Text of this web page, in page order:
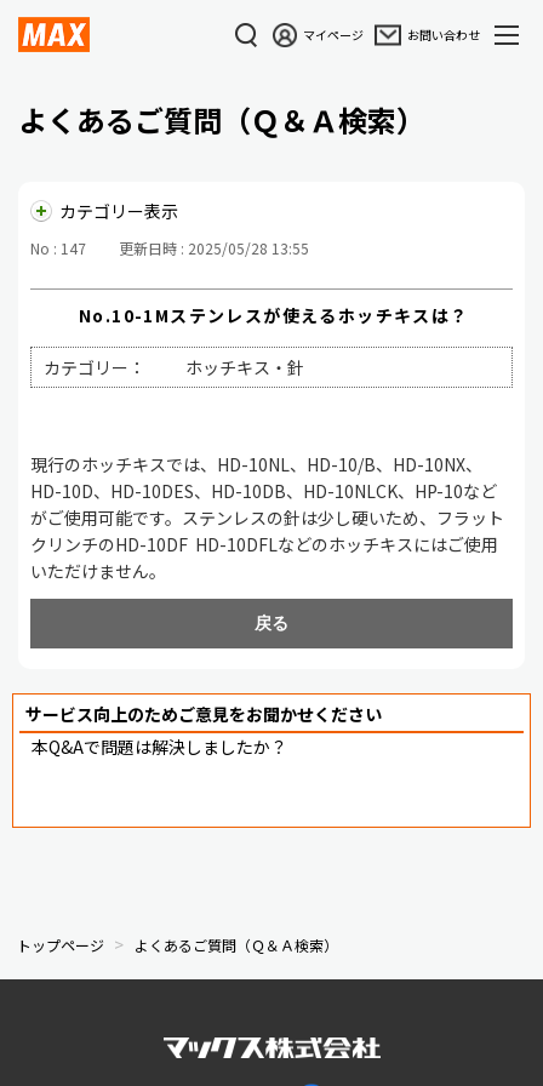
マイページ お問い合わせ
よくあるご質問（Ｑ＆Ａ検索）
カテゴリー表示
No : 147 更新日時 : 2025/05/28 13:55
No.10-1Mステンレスが使えるホッチキスは？
カテゴリー： ホッチキス・針
現行のホッチキスでは、HD-10NL、HD-10/B、HD-10NX、
HD-10D、HD-10DES、HD-10DB、HD-10NLCK、HP-10など
がご使用可能です。ステンレスの針は少し硬いため、フラット
クリンチのHD-10DF HD-10DFLなどのホッチキスにはご使用
いただけません。
戻る
サービス向上のためご意見をお聞かせください
本Q&Aで問題は解決しましたか？
トップページ よくあるご質問（Ｑ＆Ａ検索）